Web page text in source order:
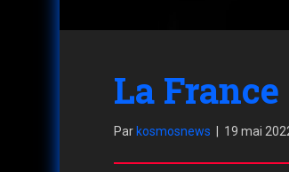
La
Par kosmosnews 19 mai